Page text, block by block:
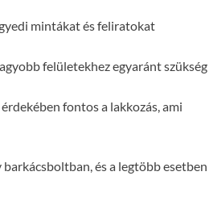
mintákat és feliratokat
felületekhez egyaránt szükség
fontos a lakkozás, ami
és a legtöbb esetben